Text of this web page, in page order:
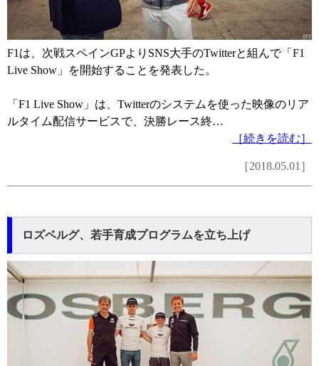
F1は、次戦スペインGPよりSNS大手のTwitterと組んで「F1
Live Show」を開始することを発表した。
「F1 Live Show」は、Twitterのシステムを使った映像のリア
ルタイム配信サービスで、決勝レース終…
［続きを読む］
［2018.05.01］
ロズベルグ、若手育成プログラムを立ち上げ